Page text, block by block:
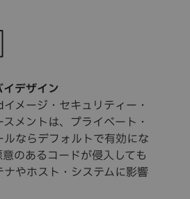
デザイン
メージ・セキュリティー・
メントは、プライベート・
ルならデフォルトで有効にな
意のあるコードが侵入しても
やホスト・システムに影響